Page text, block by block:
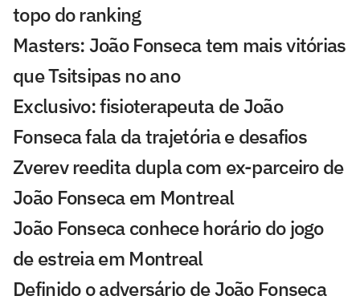
topo do ranking
Masters: João Fonseca tem mais vitórias
que Tsitsipas no ano
Exclusivo: fisioterapeuta de João
Fonseca fala da trajetória e desafios
Zverev reedita dupla com ex-parceiro de
João Fonseca em Montreal
João Fonseca conhece horário do jogo
de estreia em Montreal
Definido o adversário de João Fonseca